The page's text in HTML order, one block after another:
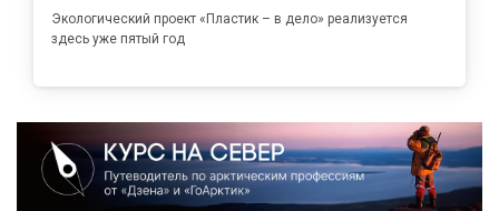
Экологический проект «Пластик – в дело» реализуется
здесь уже пятый год